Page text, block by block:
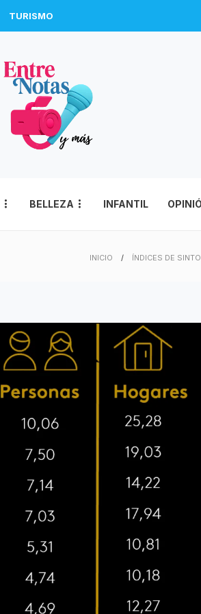
TURISMO
BELLEZA INFANTIL
INICIO ÍNDICES DE